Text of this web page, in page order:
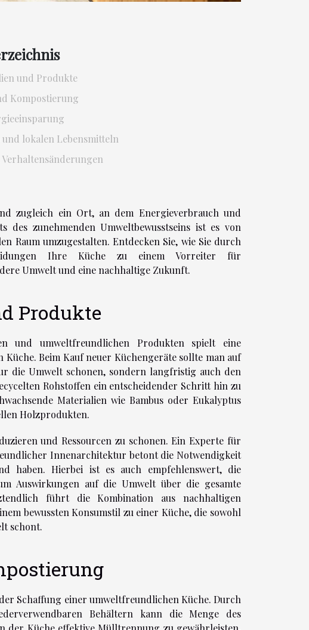
und Produkte
Kompostierung
lokalen Lebensmitteln
Verhaltensänderungen
zugleich ein Ort, an dem Energieverbrauch und
zunehmenden Umweltbewusstseins ist es von
Raum umzugestalten. Entdecken Sie, wie Sie durch
Ihre Küche zu einem Vorreiter für
Umwelt und eine nachhaltige Zukunft.
Produkte
und umweltfreundlichen Produkten spielt eine
Beim Kauf neuer Küchengeräte sollte man auf
die Umwelt schonen, sondern langfristig auch den
Rohstoffen ein entscheidender Schritt hin zu
Materialien wie Bambus oder Eukalyptus
Holzprodukten.
und Ressourcen zu schonen. Ein Experte für
Innenarchitektur betont die Notwendigkeit
haben. Hierbei ist es auch empfehlenswert, die
Auswirkungen auf die Umwelt über die gesamte
führt die Kombination aus nachhaltigen
bewussten Konsumstil zu einer Küche, die sowohl
schont.
Schaffung einer umweltfreundlichen Küche. Durch
Behältern kann die Menge des